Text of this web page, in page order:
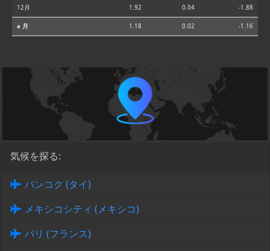
12月 1.92 0.04 -1.88
⌀ 月 1.18 0.02 -1.16
気候を探る:
バンコク (タイ)
メキシコシティ (メキシコ)
パリ (フランス)